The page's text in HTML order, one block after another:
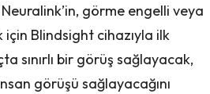
görme engelli veya
Blindsight cihazıyla ilk
sınırlı bir görüş sağlayacak,
görüşü sağlayacağını